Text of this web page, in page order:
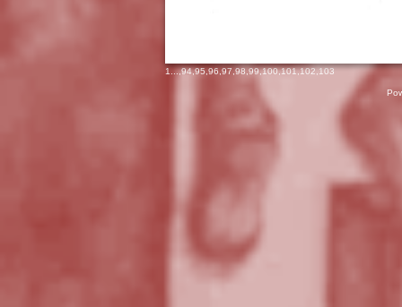
1 ...,94,95,96,97,98,99,100,101,102,103